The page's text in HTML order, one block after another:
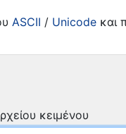
ASCII / Unicode και
κειμένου